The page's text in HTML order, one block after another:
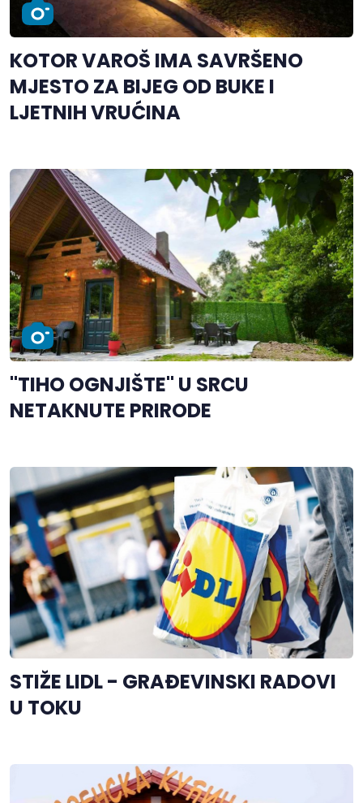
KOTOR VAROŠ IMA SAVRŠENO
MJESTO ZA BIJEG OD BUKE I
LJETNIH VRUĆINA
"TIHO OGNJIŠTE" U SRCU
NETAKNUTE PRIRODE
STIŽE LIDL - GRAĐEVINSKI RADOVI
U TOKU